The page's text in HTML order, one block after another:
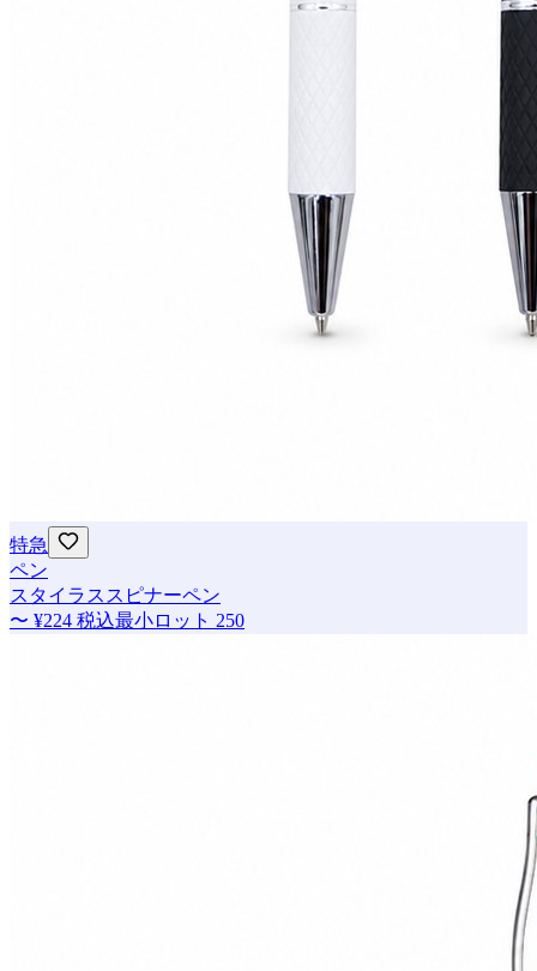
特急
ペン
スタイラススピナーペン
〜 ¥224 税込最小ロット 250